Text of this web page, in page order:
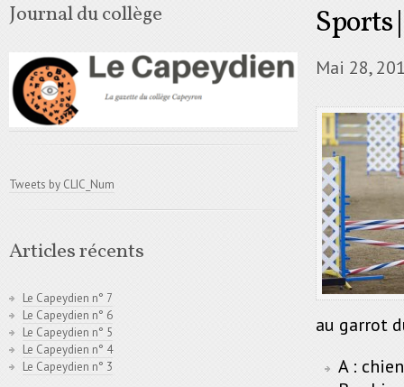
Sports
Mai 28,
au garrot
A :
Journal du collège
Tweets by CLIC_Num
Articles récents
Le Capeydien n° 7
Le Capeydien n° 6
Le Capeydien n° 5
Le Capeydien n° 4
Le Capeydien n° 3